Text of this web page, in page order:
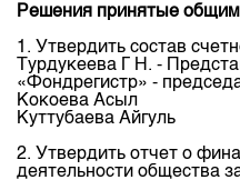
Руководство
Внутренний аудитор
Комитеты
Участники торгов
Наши партнеры
Центр раскрытия
Тарифы
Финансовый рынок
Биржевая
Депозитарная
Центр раскрытия
Статистика
Итоги последних
Архив торгов
Индекс и
Учебный центр
Общая информация
План работы на год
Решения принятые
1. Утвердить состав
Турдукеева Г Н. -
«Фондрегистр» -
Кокоева Асыл
Куттубаева Айгуль
2. Утвердить отчет о
деятельности общества